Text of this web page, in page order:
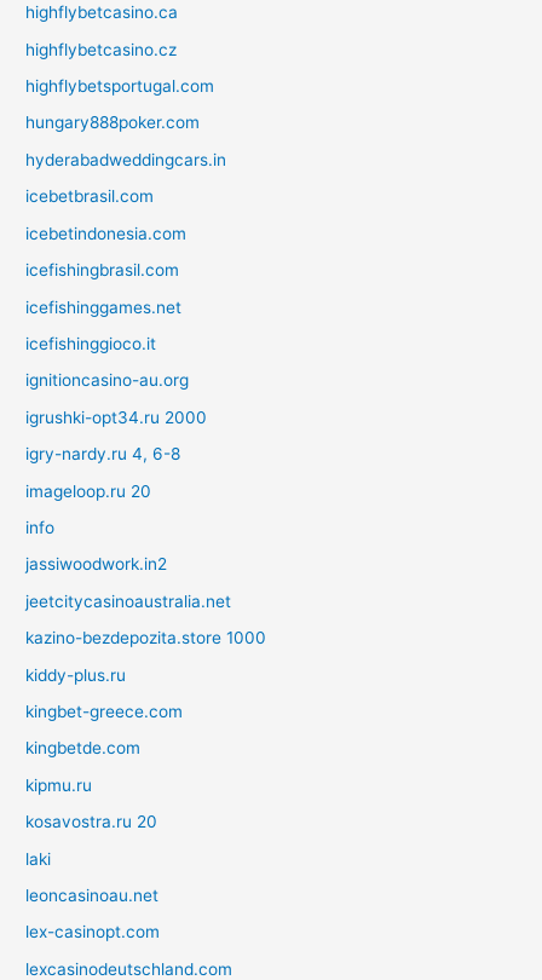
highflybetcasino.ca
highflybetcasino.cz
highflybetsportugal.com
hungary888poker.com
hyderabadweddingcars.in
icebetbrasil.com
icebetindonesia.com
icefishingbrasil.com
icefishinggames.net
icefishinggioco.it
ignitioncasino-au.org
igrushki-opt34.ru 2000
igry-nardy.ru 4, 6-8
imageloop.ru 20
info
jassiwoodwork.in2
jeetcitycasinoaustralia.net
kazino-bezdepozita.store 1000
kiddy-plus.ru
kingbet-greece.com
kingbetde.com
kipmu.ru
kosavostra.ru 20
laki
leoncasinoau.net
lex-casinopt.com
lexcasinodeutschland.com